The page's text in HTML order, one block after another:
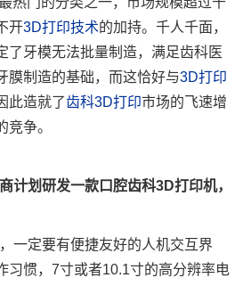
开3D打印技术的加持。千人千面，
了牙模无法批量制造，满足齿科医
膜制造的基础，而这恰好与3D打印
此造就了齿科3D打印市场的飞速增
争。
计划研发一款口腔齿科3D打印机，
一定要有便捷友好的人机交互界
习惯，7寸或者10.1寸的高分辨率电